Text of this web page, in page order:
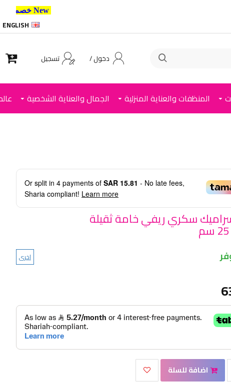
ENGLISH
دخول / تسجيل
المنظفات والعناية المنزلية الجمال والعناية الشخصية
Or split in 4 payments of SAR 15.81 - No late fees,
Sharia compliant! Learn more
سكري ريفي خامة ثقيلة
اخرى
اضافة للسلة